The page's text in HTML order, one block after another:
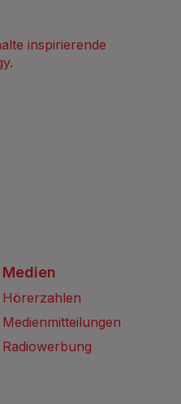
inspirierende
Medien
Hörerzahlen
Medienmitteilungen
Radiowerbung